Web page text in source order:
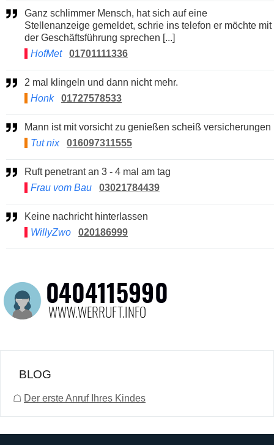
Ganz schlimmer Mensch, hat sich auf eine
Stellenanzeige gemeldet, schrie ins telefon er möchte mit
der Geschäftsführung sprechen [...]
HofMet
01701111336
2 mal klingeln und dann nicht mehr.
Honk
01727578533
Mann ist mit vorsicht zu genießen scheiß versicherungen
Tut nix
016097311555
Ruft penetrant an 3 - 4 mal am tag
Frau vom Bau
03021784439
Keine nachricht hinterlassen
WillyZwo
020186999
BLOG
☖ Der erste Anruf Ihres Kindes